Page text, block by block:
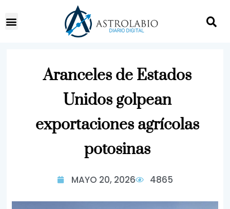
Aranceles de Estados
Unidos golpean
exportaciones agrícolas
potosinas
MAYO 20, 2026 4865